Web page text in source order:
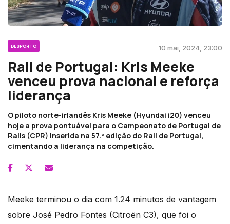
DESPORTO 10 mai, 2024, 23:00
Rali de Portugal: Kris Meeke
venceu prova nacional e reforça
liderança
O piloto norte-irlandês Kris Meeke (Hyundai i20) venceu
hoje a prova pontuável para o Campeonato de Portugal de
Ralis (CPR) inserida na 57.ª edição do Rali de Portugal,
cimentando a liderança na competição.
Meeke terminou o dia com 1.24 minutos de vantagem
sobre José Pedro Fontes (Citroën C3), que foi o